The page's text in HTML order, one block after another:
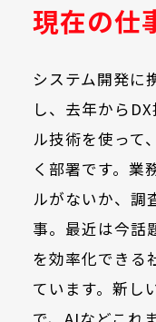
現在の仕
システム開発に
し、去年から
ル技術を使って
く部署です。業
ルがないか、調
事。最近は今話
を効率化できる
ています。新し